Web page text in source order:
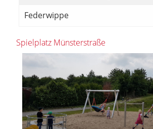
Federwippe
Spielplatz Münsterstraße